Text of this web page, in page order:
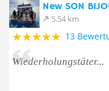
New SON
5.54 km
13
Wiederholungstäter...